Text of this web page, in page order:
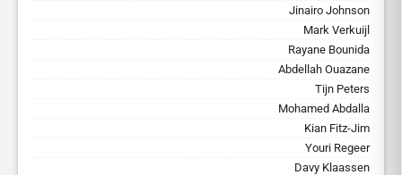
Jinairo Johnson
Mark Verkuijl
Rayane Bounida
Abdellah Ouazane
Tijn Peters
Mohamed Abdalla
Kian Fitz-Jim
Youri Regeer
Davy Klaassen